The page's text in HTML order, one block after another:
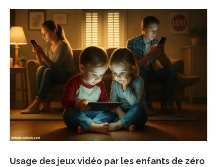
Usage des jeux vidéo par les enfants de zéro